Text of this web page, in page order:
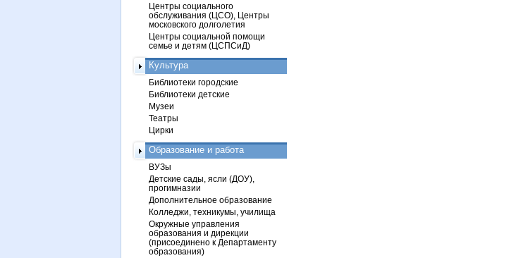
Центры социального
обслуживания (ЦСО), Центры
московского долголетия
Центры социальной помощи
семье и детям (ЦСПСиД)
Культура
Библиотеки городские
Библиотеки детские
Музеи
Театры
Цирки
Образование и работа
ВУЗы
Детские сады, ясли (ДОУ),
прогимназии
Дополнительное образование
Колледжи, техникумы, училища
Окружные управления
образования и дирекции
(присоединено к Департаменту
образования)